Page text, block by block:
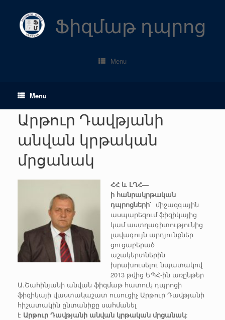
content
Ֆիզմաթ դպրոց
Menu
Menu
Արթուր Դավթյանի
անվան կրթական
մրցանակ
ՀՀ և ԼՂՀ—
ի հանրակրթական
դպրոցների` միջազգային
ասպարեզում ֆիզիկայից
կամ աստղագիտությունից
լավագույն արդյունքներ
ցուցաբերած
աշակերտներին
խրախուսելու նպատակով
2013 թվից ԵՊՀ-ին առընթեր
Ա.Շահինյանի անվան ֆիզմաթ հատուկ դպրոցի
ֆիզիկայի վաստակաշատ ուսուցիչ Արթուր Դավթյանի
հիշատակին ընտանիքը սահմանել
է Արթուր Դավթյանի անվան կրթական մրցանակ: